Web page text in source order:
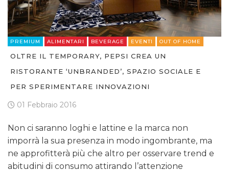
PREMIUM ALIMENTARI BEVERAGE EVENTI OUT OF HOME
OLTRE IL TEMPORARY, PEPSI CREA UN
RISTORANTE ‘UNBRANDED’, SPAZIO SOCIALE E
PER SPERIMENTARE INNOVAZIONI
01 Febbraio 2016
Non ci saranno loghi e lattine e la marca non
imporrà la sua presenza in modo ingombrante, ma
ne approfitterà più che altro per osservare trend e
abitudini di consumo attirando l’attenzione